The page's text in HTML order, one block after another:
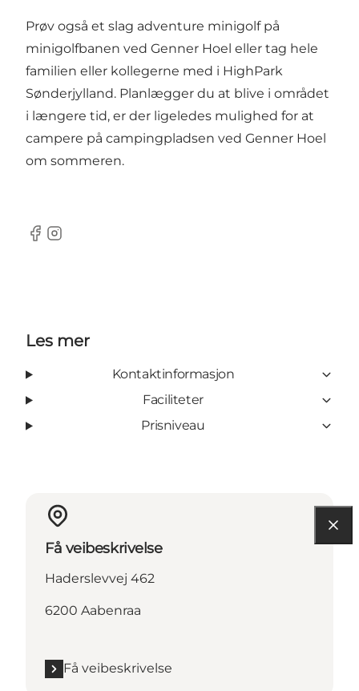
Prøv også et slag adventure minigolf på
minigolfbanen ved Genner Hoel eller tag hele
familien eller kollegerne med i HighPark
Sønderjylland. Planlægger du at blive i området
i længere tid, er der ligeledes mulighed for at
campere på campingpladsen ved Genner Hoel
om sommeren.
Facebook
Instagram
Les mer
Kontaktinformasjon
Faciliteter
Prisniveau
Få veibeskrivelse
Haderslevvej 462
6200 Aabenraa
Få veibeskrivelse